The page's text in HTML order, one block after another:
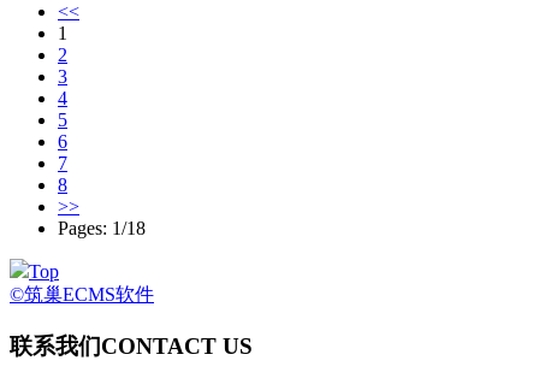
<<
1
2
3
4
5
6
7
8
>>
Pages: 1/18
Top
©筑巢ECMS软件
联系我们CONTACT US